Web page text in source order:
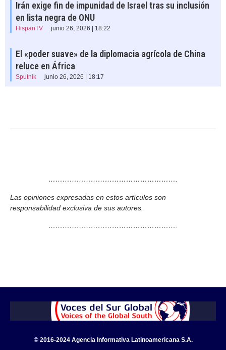
Irán exige fin de impunidad de Israel tras su inclusión
en lista negra de ONU
HispanTV junio 26, 2026 | 18:22
El «poder suave» de la diplomacia agrícola de China
reluce en África
Sputnik junio 26, 2026 | 18:17
……………………………………………….
Las opiniones expresadas en estos artículos son
responsabilidad exclusiva de sus autores.
……………………………………………….
© 2016-2024 Agencia Informativa Latinoamericana S.A.